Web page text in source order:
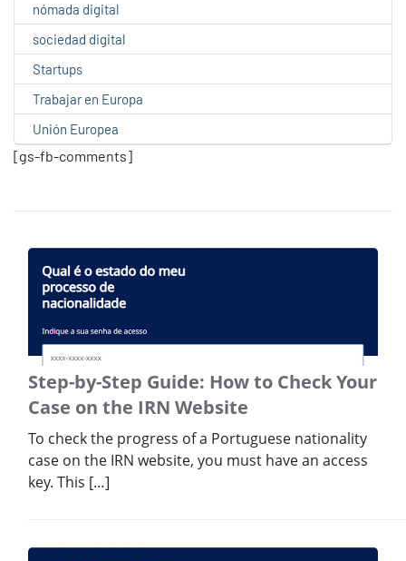
nómada digital
sociedad digital
Startups
Trabajar en Europa
Unión Europea
[gs-fb-comments]
Step-by-Step Guide: How to Check Your
Case on the IRN Website
To check the progress of a Portuguese nationality
case on the IRN website, you must have an access
key. This […]